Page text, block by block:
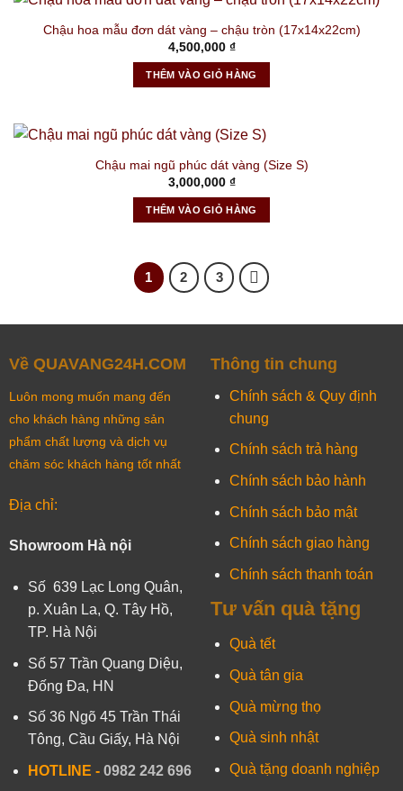
Chậu hoa mẫu đơn dát vàng – chậu tròn (17x14x22cm)
4,500,000 ₫
THÊM VÀO GIỎ HÀNG
Chậu mai ngũ phúc dát vàng (Size S)
3,000,000 ₫
THÊM VÀO GIỎ HÀNG
1 2 3
Về QUAVANG24H.COM
Luôn mong muốn mang đến
cho khách hàng những sản
phẩm chất lượng và dịch vụ
chăm sóc khách hàng tốt nhất
Địa chỉ:
Showroom Hà nội
Số 639 Lạc Long Quân,
p. Xuân La, Q. Tây Hồ,
TP. Hà Nội
Số 57 Trần Quang Diệu,
Đống Đa, HN
Số 36 Ngõ 45 Trần Thái
Tông, Cầu Giấy, Hà Nội
HOTLINE - 0982 242 696
Thông tin chung
Chính sách & Quy định
chung
Chính sách trả hàng
Chính sách bảo hành
Chính sách bảo mật
Chính sách giao hàng
Chính sách thanh toán
Tư vấn quà tặng
Quà tết
Quà tân gia
Quà mừng thọ
Quà sinh nhật
Quà tặng doanh nghiệp